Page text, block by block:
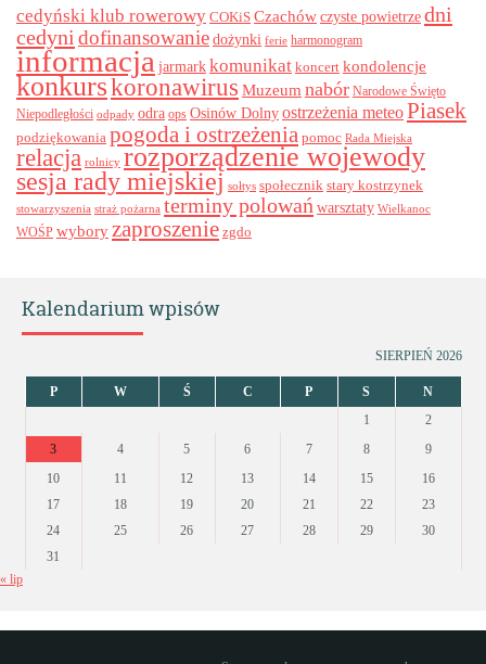
cedyński klub rowerowy COKiS Czachówczyste powietrzedni
cedyni dofinansowanie dożynki ferie harmonogram
informacja jarmark komunikat koncert kondolencje
konkurskoronawirus Muzeum nabór Narodowe Święto
Niepodległości odpady odra ops Osinów Dolnyostrzeżenia meteoPiasek
podziękowania pogoda i ostrzeżenia pomoc Rada Miejska
relacja rolnicy rozporządzenie wojewody
sesja rady miejskiej sołtys społecznik stary kostrzynek
stowarzyszenia straż pożarna terminy polowań warsztaty Wielkanoc
WOŚP wyboryzaproszenie zgdo
Kalendarium wpisów
SIERPIEŃ 2026
P W Ś C P S
N
1
2
3
4 5 6 7 8
9
10
11 12 13 14 15
16
17
18 19 20 21 22
23
24
25 26 27 28 29
30
31
« lip